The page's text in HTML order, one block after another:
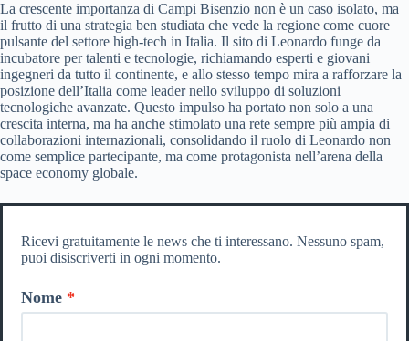
La crescente importanza di Campi Bisenzio non è un caso isolato, ma
il frutto di una strategia ben studiata che vede la regione come cuore
pulsante del settore high-tech in Italia. Il sito di Leonardo funge da
incubatore per talenti e tecnologie, richiamando esperti e giovani
ingegneri da tutto il continente, e allo stesso tempo mira a rafforzare la
posizione dell’Italia come leader nello sviluppo di soluzioni
tecnologiche avanzate. Questo impulso ha portato non solo a una
crescita interna, ma ha anche stimolato una rete sempre più ampia di
collaborazioni internazionali, consolidando il ruolo di Leonardo non
come semplice partecipante, ma come protagonista nell’arena della
space economy globale.
Ricevi gratuitamente le news che ti interessano. Nessuno spam,
puoi disiscriverti in ogni momento.
Nome